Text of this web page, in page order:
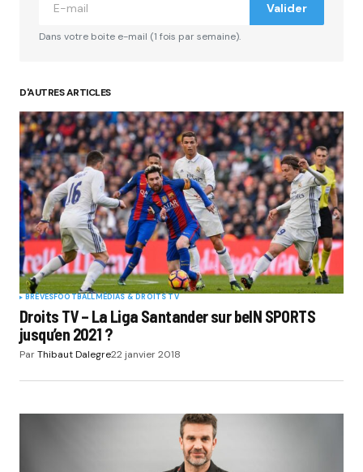
Valider
Dans votre boite e-mail (1 fois par semaine).
D'AUTRES ARTICLES
BRÈVESFOOTBALLMÉDIAS & DROITS TV
Droits TV – La Liga Santander sur beIN SPORTS
jusqu’en 2021 ?
ParThibaut Dalegre22 janvier 2018